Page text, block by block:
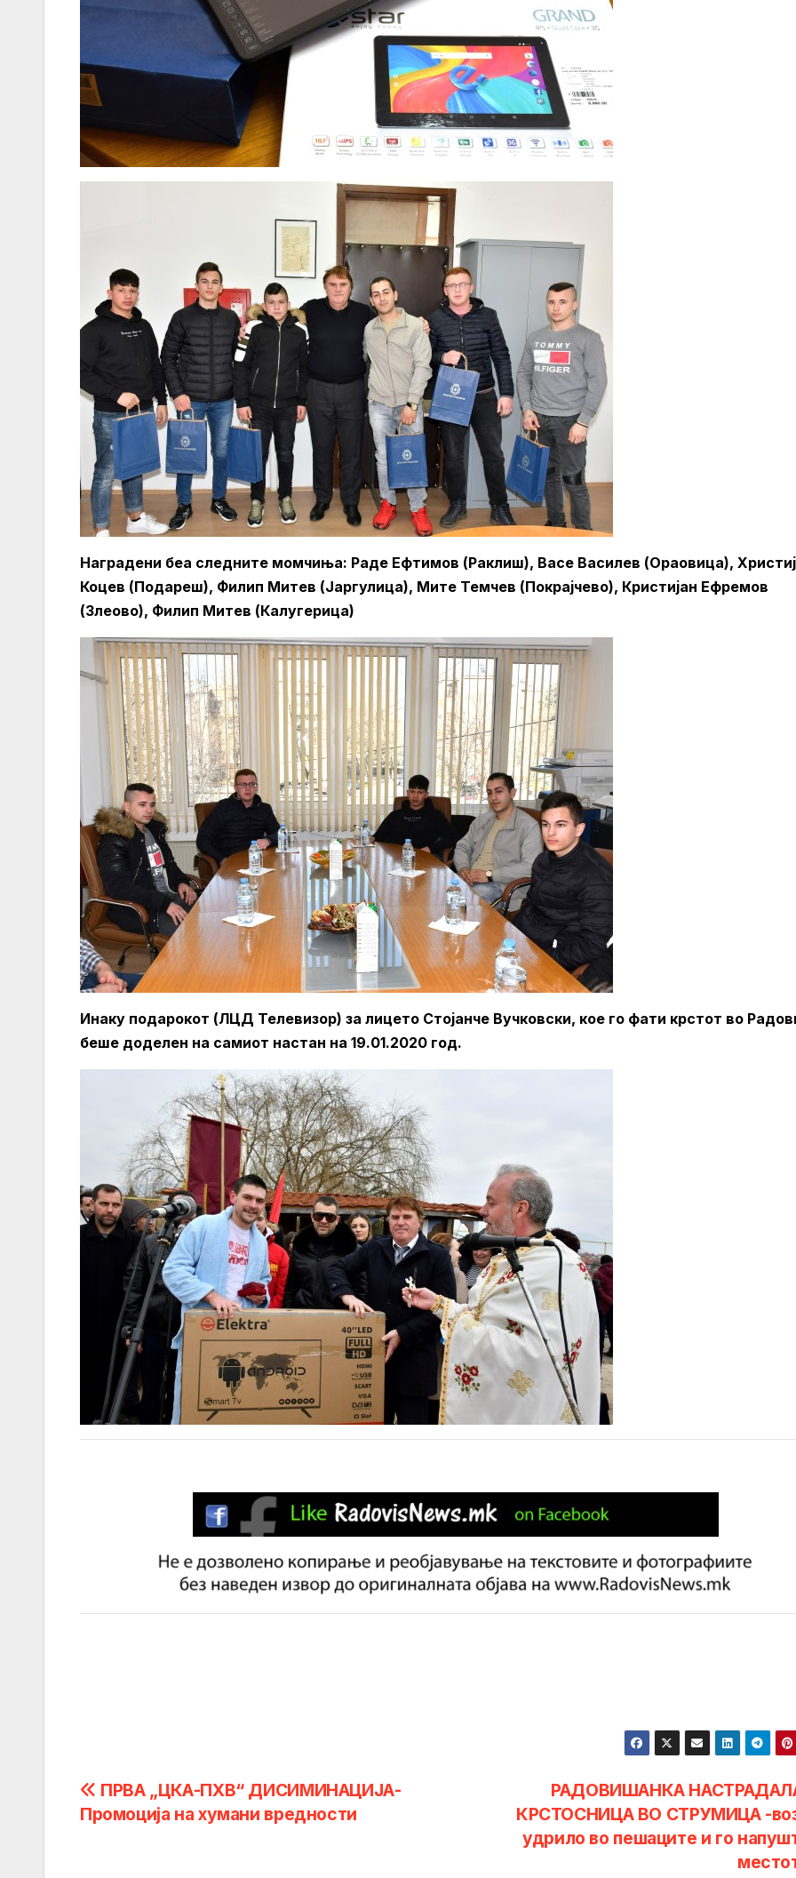
Наградени беа следните момчиња: Раде Ефтимов (Раклиш), Васе Василев (Ораовица),
Коцев (Подареш), Филип Митев (Јаргулица), Мите Темчев (Покрајчево), Кристијан Ефремов
(Злеово), Филип Митев (Калугерица)
Инаку подарокот (ЛЦД Телевизор) за лицето Стојанче Вучковски, кое го фати крстот во
беше доделен на самиот настан на 19.01.2020 год.
Post
navigation
РАДОВИШАНКА
КРСТОСНИЦА ВО СТРУМИЦА -
удрило во пешаците и го
ПРВА „ЦКА-ПХВ“ ДИСИМИНАЦИЈА-
Промоција на хумани вредности